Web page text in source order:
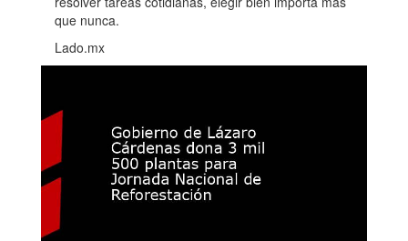
que nunca.
Lado.mx